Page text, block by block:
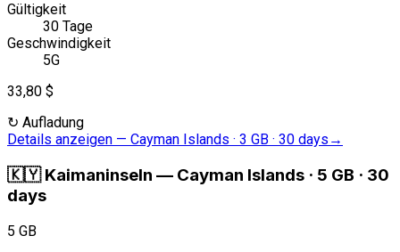
Gültigkeit
30 Tage
Geschwindigkeit
5G
33,80 $
↻ Aufladung
Details anzeigen — Cayman Islands · 3 GB · 30 days →
🇰🇾 Kaimaninseln — Cayman Islands · 5 GB · 30
days
5 GB